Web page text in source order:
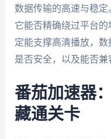
数据传输的高速与稳
它能否精确绕过平台
定能支撑高清播放，
是否安全，以及能否兼
番茄加速器
藏通关卡